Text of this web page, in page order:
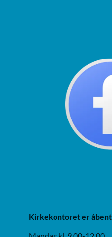
Kirkekontoret er åbent